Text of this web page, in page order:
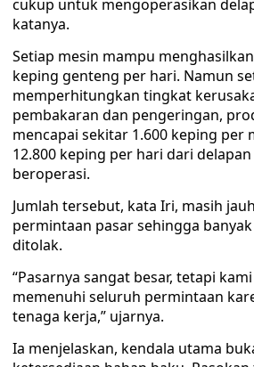
cukup untuk mengoperasikan
katanya.
Setiap mesin mampu
keping genteng per hari. Namun
memperhitungkan tingkat
pembakaran dan pengeringan,
mencapai sekitar 1.600 keping per
12.800 keping per hari dari
beroperasi.
Jumlah tersebut, kata Iri, masih
permintaan pasar sehingga
ditolak.
“Pasarnya sangat besar, tetapi
memenuhi seluruh permintaan
tenaga kerja,” ujarnya.
Ia menjelaskan, kendala utama